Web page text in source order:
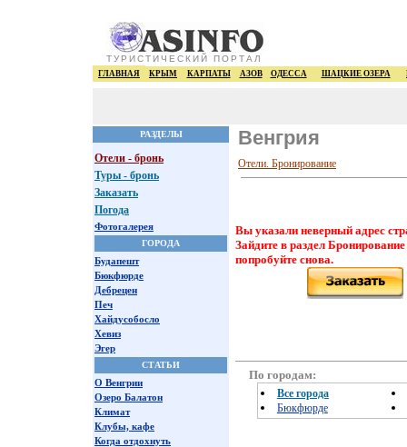
ТУРИСТИЧЕСКИЙ ПОРТАЛ
ГЛАВНАЯ КРЫМ КАРПАТЫ АЗОВ ОДЕССА ШАЦКИЕ ОЗЕРА
РАЗДЕЛЫ Венгрия
Отели - бронь
Туры - бронь
Заказать
Погода
Фотогалерея
ГОРОДА
Будапешт
Бюкфюрде
Дебрецен
Печ
Хайдусобосло
Хевиз
Эгер
СТАТЬИ
О Венгрии
Озеро Балатон
Климат
Клубы, кафе
Когда отдохнуть
Отели. Бронирование
Вы указали неверный адрес
Зайдите в раздел
попробуйте снова.
По городам:
Все города
Бюкфюрде